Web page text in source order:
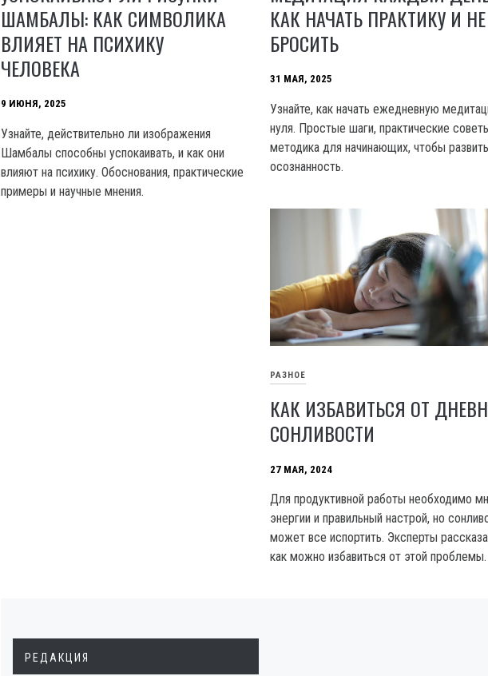
ШАМБАЛЫ: КАК СИМВОЛИКА
ВЛИЯЕТ НА ПСИХИКУ
ЧЕЛОВЕКА
9 ИЮНЯ, 2025
Узнайте, действительно ли изображения
Шамбалы способны успокаивать, и как они
влияют на психику. Обоснования, практические
примеры и научные мнения.
КАК НАЧАТЬ ПРАКТИКУ И НЕ
БРОСИТЬ
31 МАЯ, 2025
Узнайте, как начать ежедневную
нуля. Простые шаги, практические
методика для начинающих, чтобы развить
осознанность.
РАЗНОЕ
КАК ИЗБАВИТЬСЯ ОТ
СОНЛИВОСТИ
27 МАЯ, 2024
Для продуктивной работы необходимо
энергии и правильный настрой, но
может все испортить. Эксперты
как можно избавиться от этой проблемы.
РЕДАКЦИЯ